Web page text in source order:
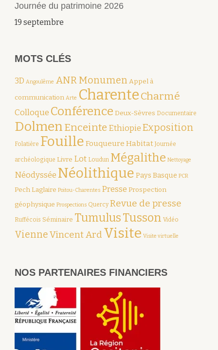
Journée du patrimoine 2026
19 septembre
MOTS CLÉS
3D Angoulême ANR Monumen Appel à
communication Arte CharenteCharmé
Colloque Conférence Deux-Sèvres Documentaire
Dolmen Enceinte Ethiopie Exposition
Folatière Fouille Fouqueure Habitat Journée
archéologique Livre Lot Loudun Mégalithe Nettoyage
Néodyssée Néolithique Pays Basque PCR
Pech Laglaire Poitou-Charentes Presse Prospection
géophysique Prospections Quercy Revue de presse
Ruffécois Séminaire TumulusTusson Vidéo
VienneVincent Ard Visite Visite virtuelle
NOS PARTENAIRES FINANCIERS